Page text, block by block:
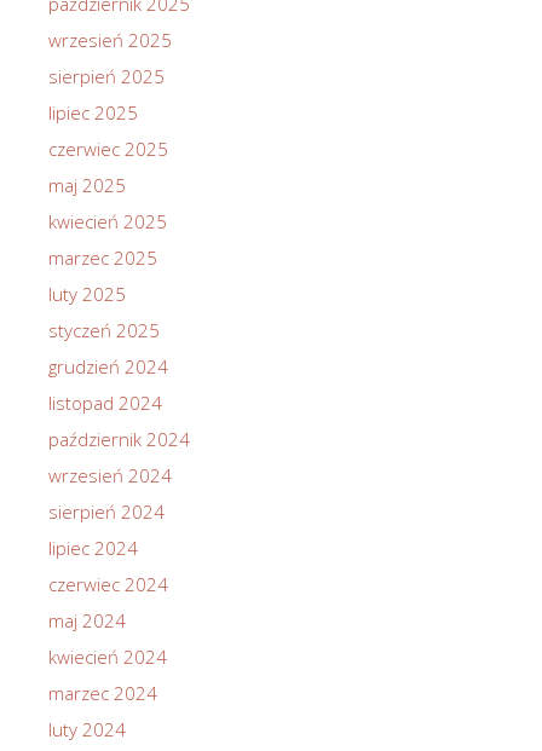
wrzesień 2025
sierpień 2025
lipiec 2025
czerwiec 2025
maj 2025
kwiecień 2025
marzec 2025
luty 2025
styczeń 2025
grudzień 2024
listopad 2024
październik 2024
wrzesień 2024
sierpień 2024
lipiec 2024
czerwiec 2024
maj 2024
kwiecień 2024
marzec 2024
luty 2024